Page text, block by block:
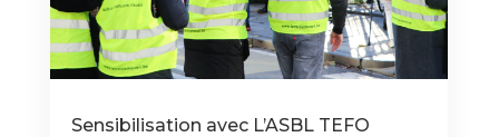
Sensibilisation avec L’ASBL TEFO